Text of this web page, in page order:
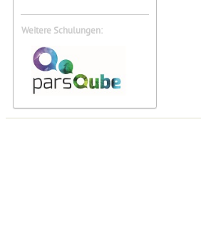
Weitere Schulungen: